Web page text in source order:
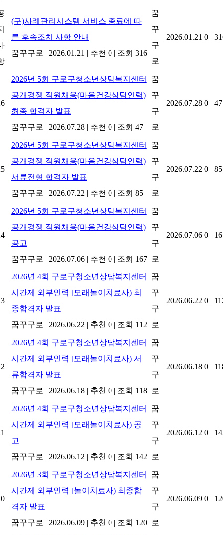
(구)사례관리시스템 서비스 종료에 따
른 후속조치 사항 안내
꿈꾸구로 | 2026.01.21 | 추천 0 | 조회 316
꿈
꾸
구
로
2026.01.21 0
2026년 5회 구로구청소년상담복지센터
공개경쟁 직원채용(마음건강삼담인력)
최종 합격자 발표
꿈꾸구로 | 2026.07.28 | 추천 0 | 조회 47
꿈
꾸
구
로
2026.07.28 0 47
2026년 5회 구로구청소년상담복지센터
공개경쟁 직원채용(마음건강삼담인력)
서류전형 합격자 발표
꿈꾸구로 | 2026.07.22 | 추천 0 | 조회 85
꿈
꾸
구
로
2026.07.22 0 85
2026년 5회 구로구청소년상담복지센터
공개경쟁 직원채용(마음건강삼담인력)
공고
꿈꾸구로 | 2026.07.06 | 추천 0 | 조회 167
꿈
꾸
구
로
2026.07.06 0
2026년 4회 구로구청소년상담복지센터
시간제 외부인력 [모래놀이치료사) 최
종합격자 발표
꿈꾸구로 | 2026.06.22 | 추천 0 | 조회 112
꿈
꾸
구
로
2026.06.22 0
2026년 4회 구로구청소년상담복지센터
시간제 외부인력 [모래놀이치료사) 서
류합격자 발표
꿈꾸구로 | 2026.06.18 | 추천 0 | 조회 118
꿈
꾸
구
로
2026.06.18 0
2026년 4회 구로구청소년상담복지센터
시간제 외부인력 [모래놀이치료사) 공
고
꿈꾸구로 | 2026.06.12 | 추천 0 | 조회 142
꿈
꾸
구
로
2026.06.12 0
2026년 3회 구로구청소년상담복지센터
시간제 외부인력 [놀이치료사) 최종합
격자 발표
꿈꾸구로 | 2026.06.09 | 추천 0 | 조회 120
꿈
꾸
구
로
2026.06.09 0